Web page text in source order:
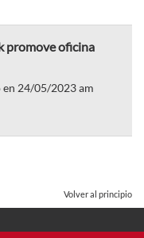
promove oficina
24/05/2023 am
Volver al principio